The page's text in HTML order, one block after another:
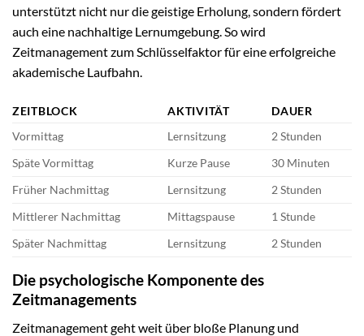
unterstützt nicht nur die geistige Erholung, sondern fördert
auch eine nachhaltige Lernumgebung. So wird
Zeitmanagement zum Schlüsselfaktor für eine erfolgreiche
akademische Laufbahn.
ZEITBLOCK AKTIVITÄT
DAUER
Vormittag
Lernsitzung
2 Stunden
Späte Vormittag
Kurze Pause
30 Minuten
Früher Nachmittag
Lernsitzung
2 Stunden
Mittlerer Nachmittag
Mittagspause
1 Stunde
Später Nachmittag
Lernsitzung 2 Stunden
Die psychologische Komponente des
Zeitmanagements
Zeitmanagement geht weit über bloße Planung und